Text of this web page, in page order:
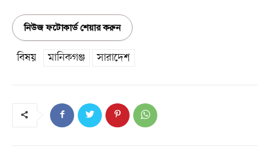
নিউজ ফটোকার্ড শেয়ার করুন
বিষয় মানিকগঞ্জ সারাদেশ